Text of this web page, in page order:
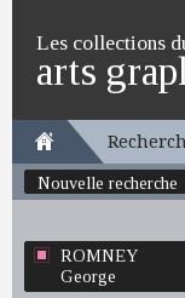
Les collections
arts
Nouvelle recherche
ROMNEY
George